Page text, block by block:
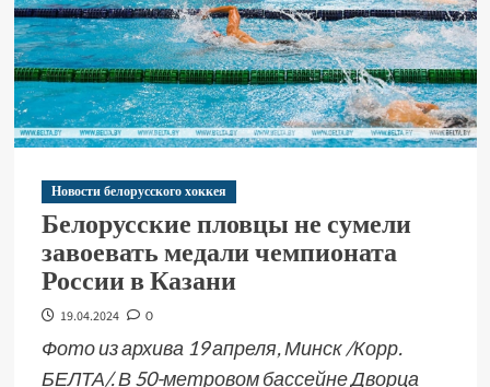
Новости белорусского хоккея
Белорусские пловцы не сумели
завоевать медали чемпионата
России в Казани
19.04.2024 0
Фото из архива 19 апреля, Минск /Корр.
БЕЛТА/. В 50-метровом бассейне Дворца